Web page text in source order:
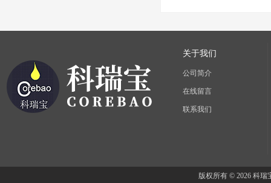
关于我们
公司简介
在线留言
联系我们
版权所有 © 2026 科